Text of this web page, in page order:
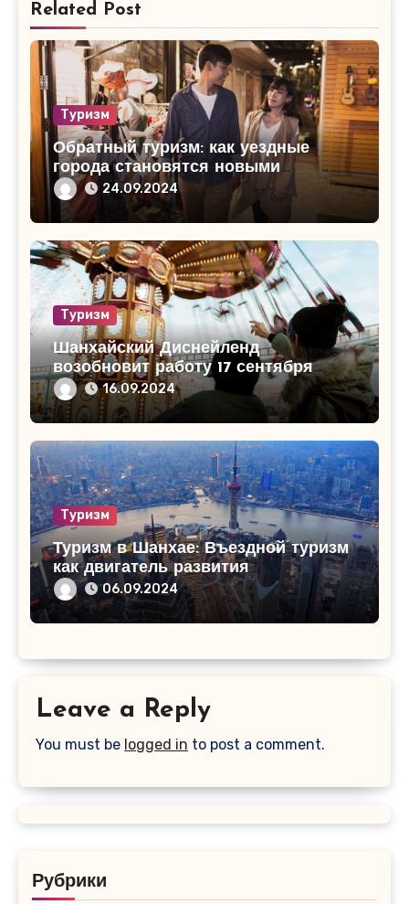
Related Post
Туризм
Обратный туризм: как уездные
города становятся новыми
туристическими точками роста
24.09.2024
Туризм
Шанхайский Диснейленд
возобновит работу 17 сентября
после тайфуна “Бебинка”
16.09.2024
Туризм
Туризм в Шанхае: Въездной туризм
как двигатель развития
06.09.2024
Leave a Reply
You must be logged in to post a comment.
Рубрики